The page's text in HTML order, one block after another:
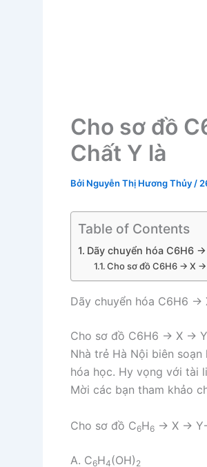
Cho sơ đồ
Chất Y là
Bởi Nguyễn Thị Hương Thủy /
Table of Contents
Dãy chuyển hóa C6H6
Cho sơ đồ C6H6 → X
Dãy chuyển hóa C6H6
Cho sơ đồ C6H6 → X →
Nhà trẻ Hà Nội biên
hóa học. Hy vọng với tài
Mời các bạn tham khảo
Cho sơ đồ C6H6 → X →
A. C6H4(OH) 2